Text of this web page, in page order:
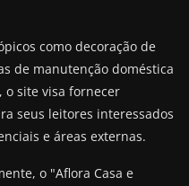
como decoração de
de manutenção doméstica
o site visa fornecer
seus leitores interessados
e áreas externas.
o "Aflora Casa e